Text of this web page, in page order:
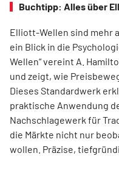
Buchtipp: Alles über
Elliott-Wellen sind mehr
ein Blick in die
Wellen“ vereint A.
und zeigt, wie
Dieses Standardwerk
praktische Anwendung
Nachschlagewerk für
die Märkte nicht nur
wollen. Präzise,